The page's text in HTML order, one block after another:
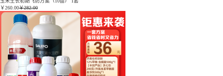
￥260.00￥282.00